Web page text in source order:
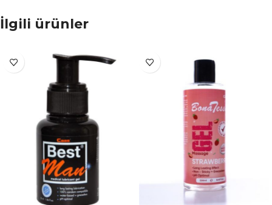
İlgili ürünler